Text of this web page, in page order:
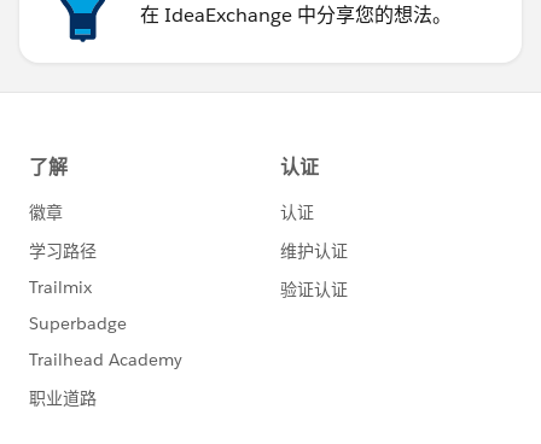
在 IdeaExchange 中分享您的想法。